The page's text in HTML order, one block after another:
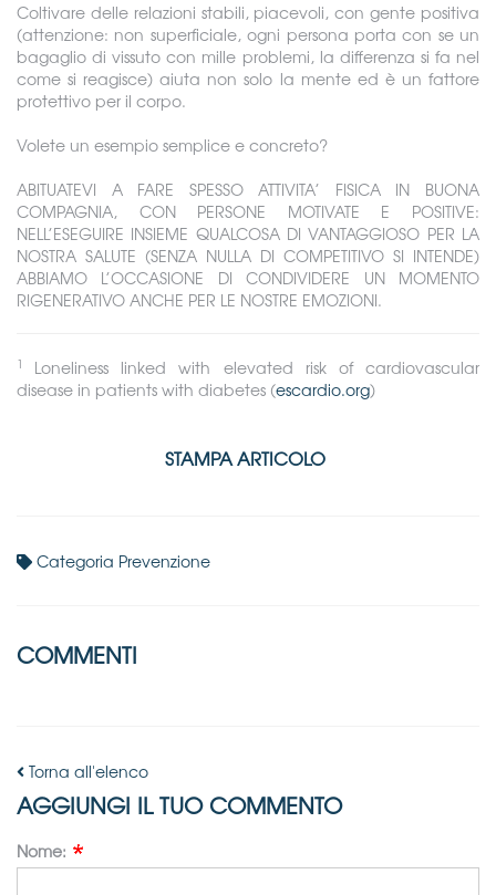
Coltivare delle relazioni stabili, piacevoli, con gente positiva
(attenzione: non superficiale, ogni persona porta con se un
bagaglio di vissuto con mille problemi, la differenza si fa nel
come si reagisce) aiuta non solo la mente ed è un fattore
protettivo per il corpo.
Volete un esempio semplice e concreto?
ABITUATEVI A FARE SPESSO ATTIVITA’ FISICA IN BUONA
COMPAGNIA, CON PERSONE MOTIVATE E POSITIVE:
NELL’ESEGUIRE INSIEME QUALCOSA DI VANTAGGIOSO PER LA
NOSTRA SALUTE (SENZA NULLA DI COMPETITIVO SI INTENDE)
ABBIAMO L’OCCASIONE DI CONDIVIDERE UN MOMENTO
RIGENERATIVO ANCHE PER LE NOSTRE EMOZIONI.
1 Loneliness linked with elevated risk of cardiovascular
disease in patients with diabetes (escardio.org)
STAMPA ARTICOLO
Categoria Prevenzione
COMMENTI
Torna all'elenco
AGGIUNGI IL TUO COMMENTO
Nome: